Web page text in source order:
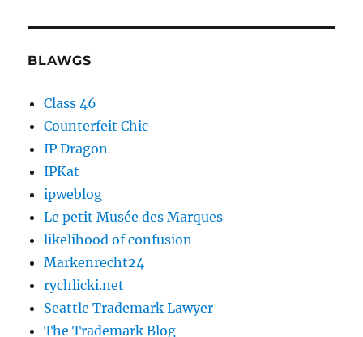
BLAWGS
Class 46
Counterfeit Chic
IP Dragon
IPKat
ipweblog
Le petit Musée des Marques
likelihood of confusion
Markenrecht24
rychlicki.net
Seattle Trademark Lawyer
The Trademark Blog